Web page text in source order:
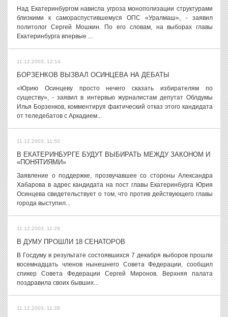
Над Екатеринбургом нависла угроза монополизации структурами
близкими к самораспустившемуся ОПС «Уралмаш», - заявил
политолог Сергей Мошкин. По его словам, на выборах главы
Екатеринбурга впервые ...
11.12.2003, 12:14
БОРЗЕНКОВ ВЫЗВАЛ ОСИНЦЕВА НА ДЕБАТЫ
«Юрию Осинцеву просто нечего сказать избирателям по
существу», - заявил в интервью журналистам депутат Облдумы
Илья Борзенков, комментируя фактический отказ этого кандидата
от теледебатов с Аркадием...
11.12.2003, 11:50
В ЕКАТЕРИНБУРГЕ БУДУТ ВЫБИРАТЬ МЕЖДУ ЗАКОНОМ И
«ПОНЯТИЯМИ»
Заявление о поддержке, прозвучавшее со стороны Александра
Хабарова в адрес кандидата на пост главы Екатеринбурга Юрия
Осинцева свидетельствует о том, что против действующего главы
города выступил...
11.12.2003, 11:29
В ДУМУ ПРОШЛИ 18 СЕНАТОРОВ
В Госдуму в результате состоявшихся 7 декабря выборов прошли
восемнадцать членов нынешнего Совета Федерации, сообщил
спикер Совета Федерации Сергей Миронов. Верхняя палата
поздравила своих бывших...
11.12.2003, 11:28